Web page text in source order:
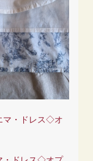
マ・ドレス◇オ